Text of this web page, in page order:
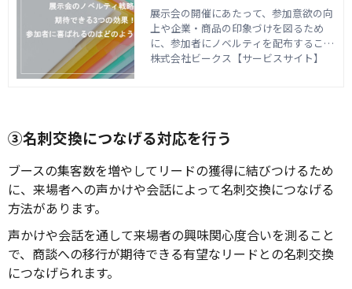
に喜ばれるのはどのような商
品？
展示会の開催にあたって、参加意欲の向
上や企業・商品の印象づけを図るため
に、参加者にノベルティを配布すること
があります。 出展する企業によって配布
は、「どのような効果が期待できるの
か」「参加者に喜ばれる商品はどのよう
なものか」と気になる方もいるのではな
いでしょうか。 この記事では、展示会
のノベルティ戦略で期待できる効果と、
株式会社ビークス【サービスサイト】
③名刺交換につなげる対応を行う
ブースの集客数を増やしてリードの獲得に結びつけるため
に、来場者への声かけや会話によって名刺交換につなげる
方法があります。
声かけや会話を通して来場者の興味関心度合いを測ること
で、商談への移行が期待できる有望なリードとの名刺交換
につなげられます。